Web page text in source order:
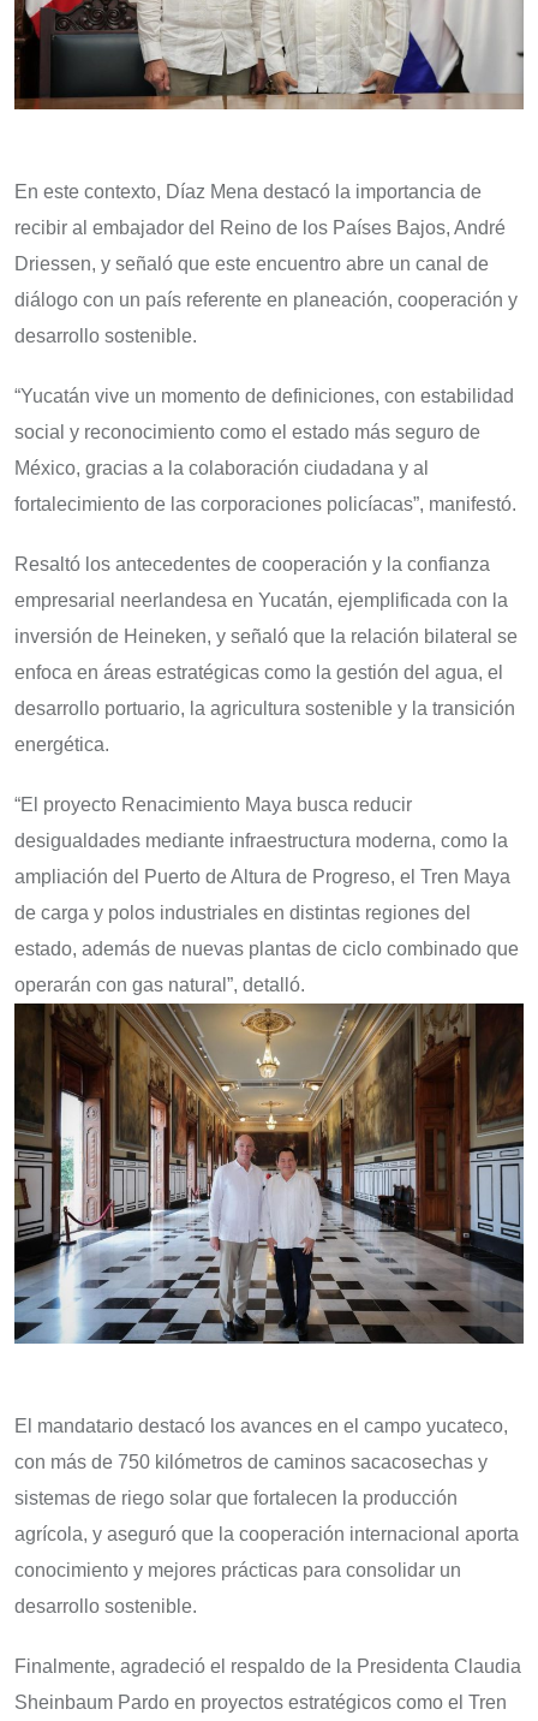
En este contexto, Díaz Mena destacó la importancia de
recibir al embajador del Reino de los Países Bajos, André
Driessen, y señaló que este encuentro abre un canal de
diálogo con un país referente en planeación, cooperación y
desarrollo sostenible.
“Yucatán vive un momento de definiciones, con estabilidad
social y reconocimiento como el estado más seguro de
México, gracias a la colaboración ciudadana y al
fortalecimiento de las corporaciones policíacas”, manifestó.
Resaltó los antecedentes de cooperación y la confianza
empresarial neerlandesa en Yucatán, ejemplificada con la
inversión de Heineken, y señaló que la relación bilateral se
enfoca en áreas estratégicas como la gestión del agua, el
desarrollo portuario, la agricultura sostenible y la transición
energética.
“El proyecto Renacimiento Maya busca reducir
desigualdades mediante infraestructura moderna, como la
ampliación del Puerto de Altura de Progreso, el Tren Maya
de carga y polos industriales en distintas regiones del
estado, además de nuevas plantas de ciclo combinado que
operarán con gas natural”, detalló.
El mandatario destacó los avances en el campo yucateco,
con más de 750 kilómetros de caminos sacacosechas y
sistemas de riego solar que fortalecen la producción
agrícola, y aseguró que la cooperación internacional aporta
conocimiento y mejores prácticas para consolidar un
desarrollo sostenible.
Finalmente, agradeció el respaldo de la Presidenta Claudia
Sheinbaum Pardo en proyectos estratégicos como el Tren